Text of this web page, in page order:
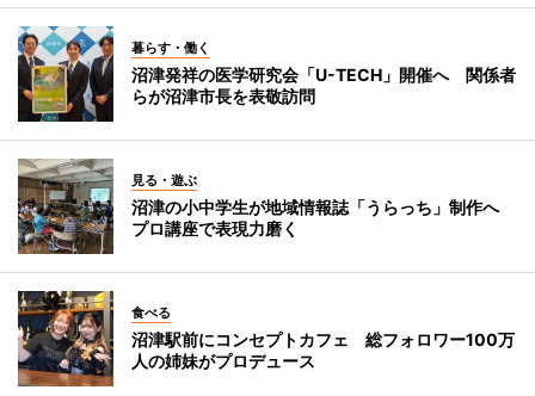
暮らす・働く
沼津発祥の医学研究会「U-TECH」開催へ 関係者
らが沼津市長を表敬訪問
見る・遊ぶ
沼津の小中学生が地域情報誌「うらっち」制作へ
プロ講座で表現力磨く
食べる
沼津駅前にコンセプトカフェ 総フォロワー100万
人の姉妹がプロデュース